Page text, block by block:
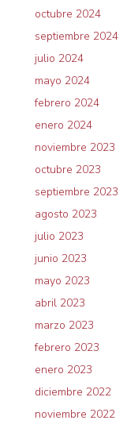
octubre 2024
septiembre 2024
julio 2024
mayo 2024
febrero 2024
enero 2024
noviembre 2023
octubre 2023
septiembre 2023
agosto 2023
julio 2023
junio 2023
mayo 2023
abril 2023
marzo 2023
febrero 2023
enero 2023
diciembre 2022
noviembre 2022